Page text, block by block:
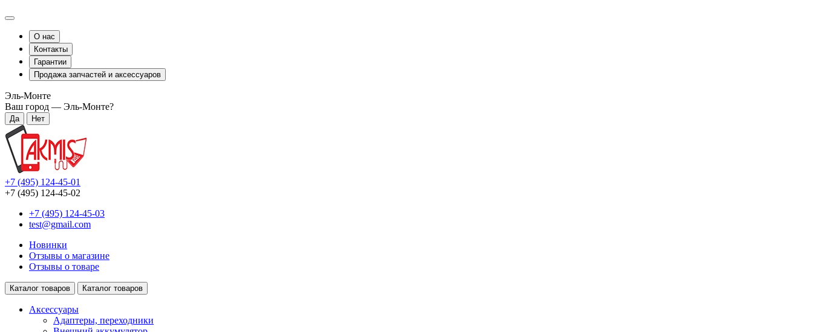
О нас
Контакты
Гарантии
Продажа запчастей и аксессуаров
Эль-Монте
Ваш город — Эль-Монте?
+7 (495) 124-45-01
+7 (495) 124-45-02
+7 (495) 124-45-03
test@gmail.com
Новинки
Отзывы о магазине
Отзывы о товаре
Каталог товаров Каталог товаров
Аксессуары
Адаптеры, переходники